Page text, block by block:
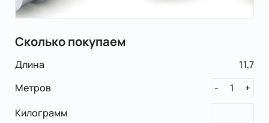
Сколько покупаем
Длина
11,7
Метров
- 1
+
Килограмм